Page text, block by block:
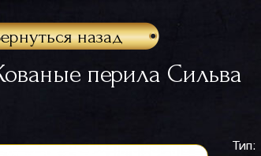
назад
перила Сильва
Тип: